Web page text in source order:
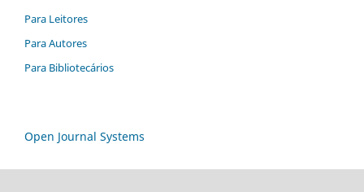
Para Leitores
Para Autores
Para Bibliotecários
Open Journal Systems